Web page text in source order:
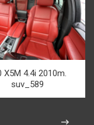
X5M 4.4i 2010m.
suv_589